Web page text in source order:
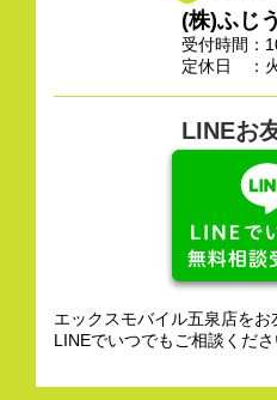
(株)ふじ
受付時間：
定休日 ：
LINEお
エックスモバイル五泉店をお
LINEでいつでもご相談くださ